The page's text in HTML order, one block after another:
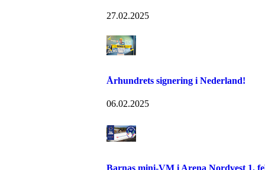
27.02.2025
Århundrets signering i Nederland!
06.02.2025